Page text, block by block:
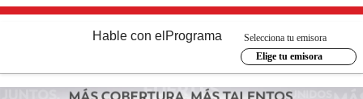
Hable con el Programa
Selecciona tu emisora
Elige tu emisora